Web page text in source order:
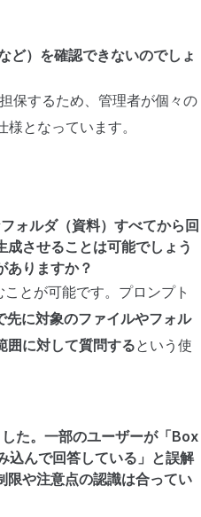
ど）を確認できないのでしょ
保するため、管理者が個々の
となっています。
ォルダ（資料）すべてから回
させることは可能でしょう
ありますか？
とが可能です。プロンプト
先に対象のファイルやフォル
囲に対して質問するという使
た。一部のユーザーが「Box
込んで回答している」と誤解
限や注意点の認識は合ってい